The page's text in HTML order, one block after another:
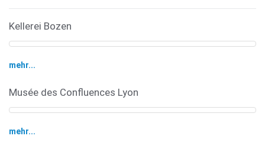
Kellerei Bozen
mehr...
Musée des Confluences Lyon
mehr...